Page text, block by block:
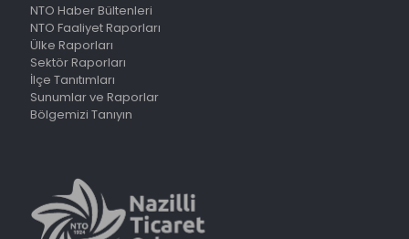
NTO Haber Bültenleri
NTO Faaliyet Raporları
Ülke Raporları
Sektör Raporları
İlçe Tanıtımları
Sunumlar ve Raporlar
Bölgemizi Tanıyın